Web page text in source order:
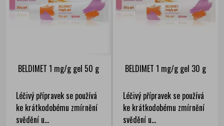
BELDIMET 1 mg/g gel 50 g
Léčivý přípravek se používá
ke krátkodobému zmírnění
svědění u...
BELDIMET 1 mg/g gel 30 g
Léčivý přípravek se používá
ke krátkodobému zmírnění
svědění u...